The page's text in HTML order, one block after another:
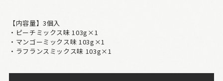
【内容量】3個入
・ピーチミックス味 103g×1
・マンゴーミックス味 103g×1
・ラフランスミックス味 103g×1